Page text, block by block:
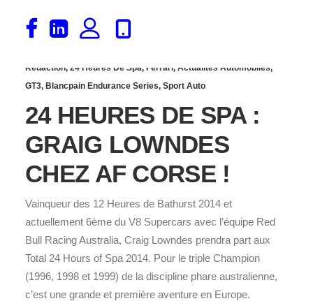
Rédaction, 24 Heures De Spa, Ferrari, Actualités Automobiles,
GT3, Blancpain Endurance Series, Sport Auto
24 HEURES DE SPA :
GRAIG LOWNDES
CHEZ AF CORSE !
Vainqueur des 12 Heures de Bathurst 2014 et
actuellement 6ème du V8 Supercars avec l’équipe Red
Bull Racing Australia, Craig Lowndes prendra part aux
Total 24 Hours of Spa 2014. Pour le triple Champion
(1996, 1998 et 1999) de la discipline phare australienne,
c’est une grande et première aventure en Europe.